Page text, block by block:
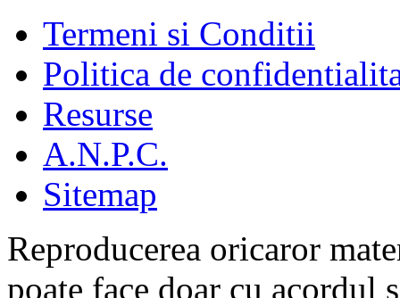
Termeni si Conditii
Politica de
Resurse
A.N.P.C.
Sitemap
Reproducerea oricaror
poate face doar cu acordul